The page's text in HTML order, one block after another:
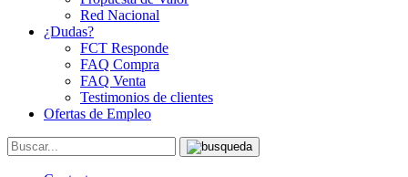
Red Nacional
¿Dudas?
FCT Responde
FAQ Compra
FAQ Venta
Testimonios de clientes
Ofertas de Empleo